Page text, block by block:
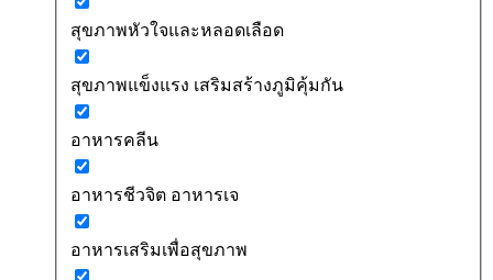
สุขภาพหัวใจและหลอดเลือด
สุขภาพแข็งแรง เสริมสร้างภูมิคุ้มกัน
อาหารคลีน
อาหารชีวจิต อาหารเจ
อาหารเสริมเพื่อสุขภาพ